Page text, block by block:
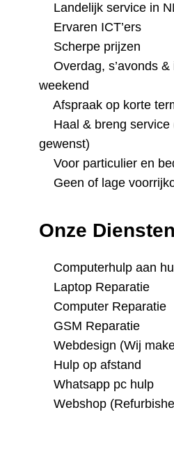
Landelijk service in
Ervaren ICT’ers
Scherpe prijzen
Overdag, s’avonds &
weekend
Afspraak op korte
Haal & breng service
gewenst)
Voor particulier en
Geen of lage
Onze
Computerhulp aan
Laptop Reparatie
Computer Reparatie
GSM Reparatie
Webdesign (Wij
Hulp op afstand
Whatsapp pc hulp
Webshop